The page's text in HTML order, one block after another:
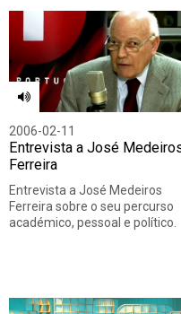
Todos Vídeo
2006-02-11
Entrevista a José
Ferreira
Entrevista a José Medeiros
Ferreira sobre o seu percurso
académico, pessoal e político.